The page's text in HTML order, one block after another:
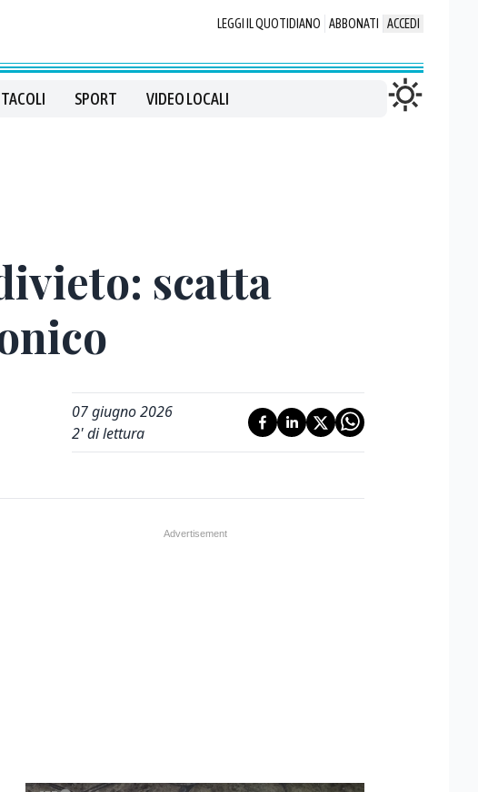
LEGGI IL QUOTIDIANO ABBONATI ACCEDI
SPORT VIDEO LOCALI
scatta
07 giugno 2026
2' di lettura